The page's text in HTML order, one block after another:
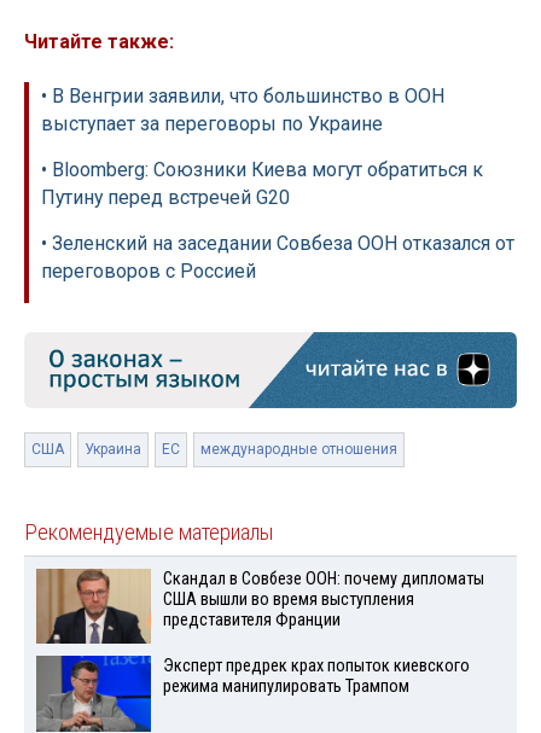
Читайте также:
• В Венгрии заявили, что большинство в ООН
выступает за переговоры по Украине
• Bloomberg: Союзники Киева могут обратиться к
Путину перед встречей G20
• Зеленский на заседании Совбеза ООН отказался от
переговоров с Россией
США Украина ЕС международные отношения
Рекомендуемые материалы
Скандал в Совбезе ООН: почему дипломаты
США вышли во время выступления
представителя Франции
Эксперт предрек крах попыток киевского
режима манипулировать Трампом